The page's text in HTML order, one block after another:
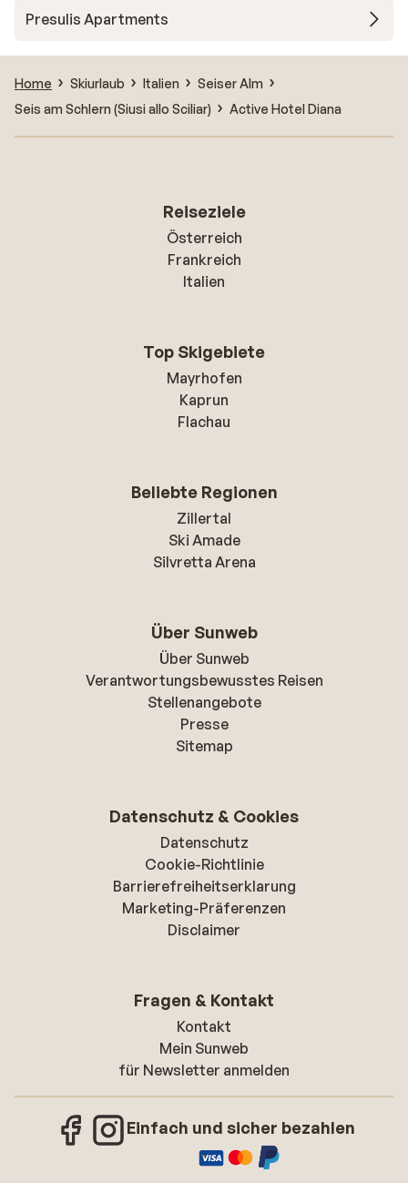
Presulis Apartments
Home Skiurlaub Italien
Seiser Alm
Seis am Schlern (Siusi allo Sciliar)
Active Hotel Diana
Reiseziele
Österreich
Frankreich
Italien
Top Skigebiete
Mayrhofen
Kaprun
Flachau
Beliebte Regionen
Zillertal
Ski Amade
Silvretta Arena
Über Sunweb
Über Sunweb
Verantwortungsbewusstes Reisen
Stellenangebote
Presse
Sitemap
Datenschutz & Cookies
Datenschutz
Cookie-Richtlinie
Barrierefreiheitserklarung
Marketing-Präferenzen
Disclaimer
Fragen & Kontakt
Kontakt
Mein Sunweb
für Newsletter anmelden
Einfach und sicher bezahlen